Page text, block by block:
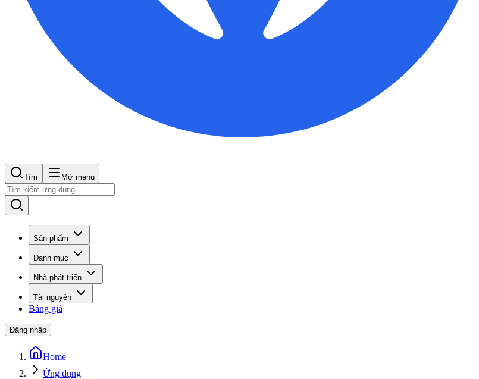
Tìm Mở menu
Sản phẩm
Danh mục
Nhà phát triển
Tài nguyên
Bảng giá
Đăng nhập
Home
Ứng dụng